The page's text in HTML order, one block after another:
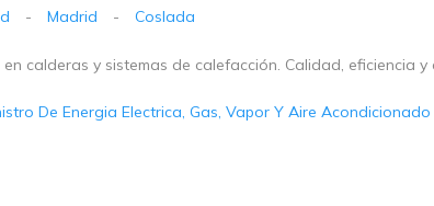
- Madrid - Coslada
en calderas y sistemas de calefacción. Calidad, eficiencia
De Energia Electrica, Gas, Vapor Y Aire Acondicionado